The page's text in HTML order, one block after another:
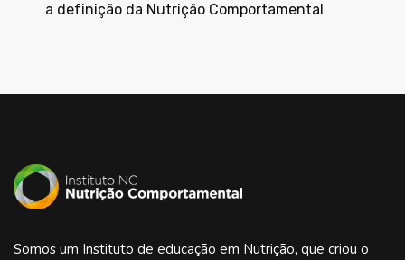
a definição da Nutrição Comportamental
Somos um Instituto de educação em Nutrição, que criou o